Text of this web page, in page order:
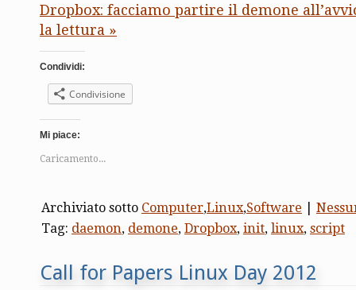
Dropbox: facciamo partire il demone
la lettura »
Condividi:
Condivisione
Mi piace:
Caricamento...
Archiviato sotto Computer,Linux,Software
Tag: daemon, demone, Dropbox, init, linux, script
Call for Papers Linux Day 2012